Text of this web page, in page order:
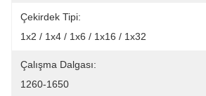
Çekirdek Tipi:
1x2 / 1x4 / 1x6 / 1x16 / 1x32
Çalışma Dalgası:
1260-1650